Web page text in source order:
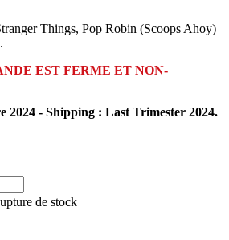
Things, Pop Robin (Scoops Ahoy)
EST FERME ET NON-
2024 - Shipping : Last Trimester 2024.
de stock